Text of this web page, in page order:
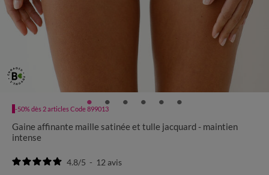
-50% dès 2 articles Code 899013
Gaine affinante maille satinée et tulle jacquard - maintien
intense
4.8/5 - 12 avis